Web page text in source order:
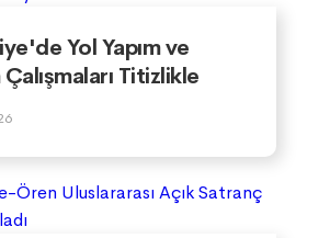
Yol Yapım ve
Çalışmaları Titizlikle